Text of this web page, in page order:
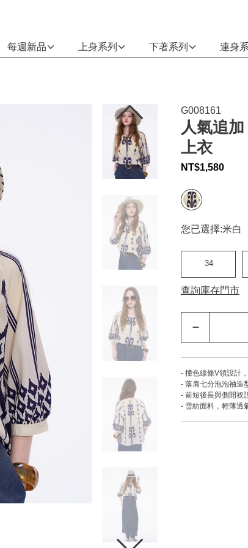
每週新品 上身系列 下著系列 連身
G008161
人氣追
上衣
NT$1,580
您已選擇:米白
34
查詢庫存門市
–
- 撞色線條V領設計
- 落肩七分泡泡袖造
- 前短後長與側開衩
- 雪紡面料，輕薄透